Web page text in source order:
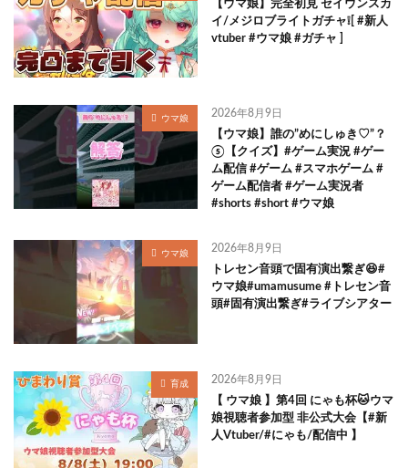
【ウマ娘】完全初見 セイウンスカ
イ/メジロブライトガチャ❕[ #新人
vtuber #ウマ娘 #ガチャ ]
ウマ娘 2026年8月9日
【ウマ娘】誰の”めにしゅき♡”？
⑤【クイズ】#ゲーム実況 #ゲー
ム配信 #ゲーム #スマホゲーム #
ゲーム配信者 #ゲーム実況者
#shorts #short #ウマ娘
ウマ娘 2026年8月9日
トレセン音頭で固有演出繋ぎ😆#
ウマ娘#umamusume #トレセン音
頭#固有演出繋ぎ#ライブシアター
育成 2026年8月9日
【 ウマ娘 】第4回 にゃも杯🐱ウマ
娘視聴者参加型 非公式大会【#新
人Vtuber/#にゃも/配信中 】